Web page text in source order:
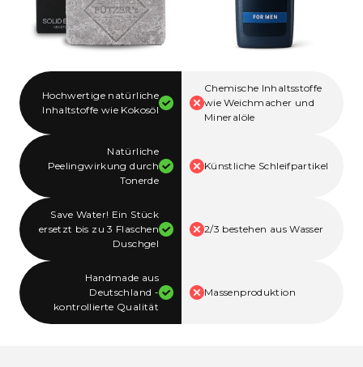
Hochwertige natürliche
Inhaltstoffe wie Kokosöl
Chemische Inhaltsstoffe
wie Weichmacher und
Mineralöle
Natürliche
Peelingwirkung durch
Tonerde
Künstliche Schleifpartikel
Save Water! Ein Stück
ersetzt bis zu 3 Flaschen
Duschgel
2/3 bestehen aus Wasser
Handmade aus
Deutschland -
kontrollierte Qualität
Massenproduktion